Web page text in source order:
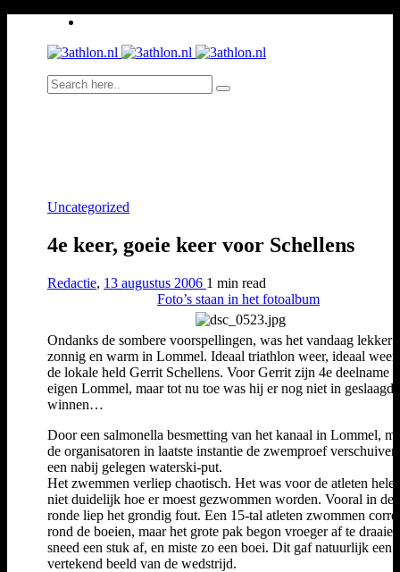
Uncategorized
4e keer, goeie keer voor Schellens
Redactie, 13 augustus 2006 1 min read
Foto’s staan in het fotoalbum
Ondanks de sombere voorspellingen, was het vandaag lekker
zonnig en warm in Lommel. Ideaal triathlon weer, ideaal
de lokale held Gerrit Schellens. Voor Gerrit zijn 4e deelname
eigen Lommel, maar tot nu toe was hij er nog niet in geslaagd
winnen…
Door een salmonella besmetting van het kanaal in Lommel,
de organisatoren in laatste instantie de zwemproef
een nabij gelegen waterski-put.
Het zwemmen verliep chaotisch. Het was voor de atleten
niet duidelijk hoe er moest gezwommen worden. Vooral in de
ronde liep het grondig fout. Een 15-tal atleten zwommen
rond de boeien, maar het grote pak begon vroeger af te
sneed een stuk af, en miste zo een boei. Dit gaf natuurlijk een
vertekend beeld van de wedstrijd.